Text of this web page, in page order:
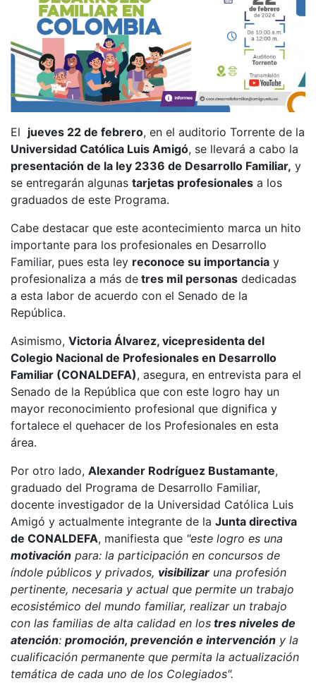
El jueves 22 de febrero, en el auditorio Torrente de la
Universidad Católica Luis Amigó, se llevará a cabo la
presentación de la ley 2336 de Desarrollo Familiar, y
se entregarán algunas tarjetas profesionales a los
graduados de este Programa.
Cabe destacar que este acontecimiento marca un hito
importante para los profesionales en Desarrollo
Familiar, pues esta ley reconoce su importancia y
profesionaliza a más de tres mil personas dedicadas
a esta labor de acuerdo con el Senado de la
República.
Asimismo, Victoria Álvarez, vicepresidenta del
Colegio Nacional de Profesionales en Desarrollo
Familiar (CONALDEFA), asegura, en entrevista para el
Senado de la República que con este logro hay un
mayor reconocimiento profesional que dignifica y
fortalece el quehacer de los Profesionales en esta
área.
Por otro lado, Alexander Rodríguez Bustamante,
graduado del Programa de Desarrollo Familiar,
docente investigador de la Universidad Católica Luis
Amigó y actualmente integrante de la Junta directiva
de CONALDEFA, manifiesta que "este logro es una
motivación para: la participación en concursos de
índole públicos y privados, visibilizar una profesión
pertinente, necesaria y actual que permite un trabajo
ecosistémico del mundo familiar, realizar un trabajo
con las familias de alta calidad en los tres niveles de
atención: promoción, prevención e intervención y la
cualificación permanente que permita la actualización
temática de cada uno de los Colegiados".